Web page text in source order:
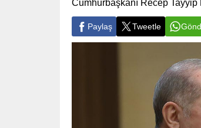
Cumhurbaşkanı Recep Tayyip
Paylaş Tweetle